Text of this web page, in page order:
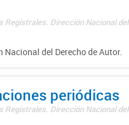
Dirección Nacional del
del Derecho de Autor.
periódicas
Dirección Nacional del